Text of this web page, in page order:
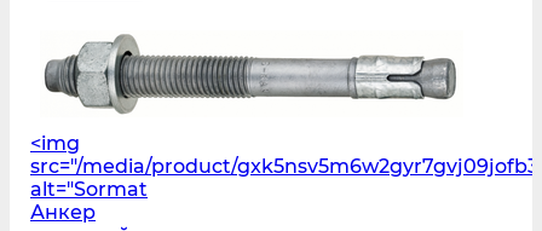
<img
src="/media/product/
alt="Sormat
Анкер